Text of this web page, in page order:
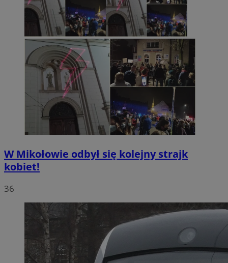
W Mikołowie odbył się kolejny strajk
kobiet!
36